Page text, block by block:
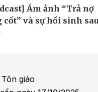
Ám ảnh “Trả nợ
cốt” và sự hồi sinh
giáo